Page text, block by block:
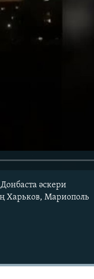
available
әскери
Харьков, Мариополь